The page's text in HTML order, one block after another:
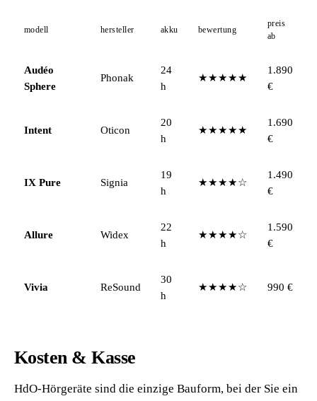
modell hersteller akku bewertung
preis
ab
Audéo
Sphere
Phonak
24
h
★★★★★
1.890
€
Intent Oticon
20
h
★★★★★
1.690
€
IX Pure Signia
19
h
★★★★☆
1.490
€
Allure Widex
22
h
★★★★☆
1.590
€
Vivia ReSound
30
h
★★★★☆ 990 €
Kosten & Kasse
HdO-Hörgeräte sind die einzige Bauform, bei der Sie ein